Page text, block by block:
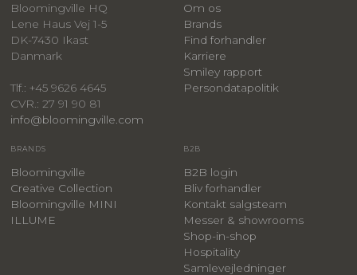
Bloomingville HQ
Lene Haus Vej 1-5
DK-7430 Ikast
Danmark
Tlf.: +45 9626 4645
CVR.: 27 91 90 81
info@bloomingville.com
Om os
Brands
Find forhandler
Karriere
Smiley rapport
Persondatapolitik
BRANDS
Bloomingville
Creative Collection
Bloomingville MINI
ILLUME
B2B
B2B login
Bliv forhandler
Kontakt salgsteam
Messer & showrooms
Shop-in-shop
Hospitality
Samlevejledninger